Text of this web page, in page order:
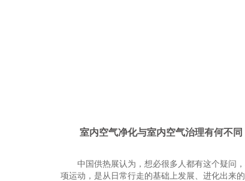
室内空气净化与室内空气治理有何不同
中国供热展认为，想必很多人都有这个疑问，
项运动，是从日常行走的基础上发展、进化出来